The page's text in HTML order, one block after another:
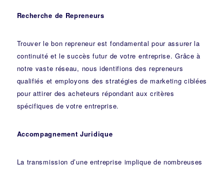
Recherche de Repreneurs
Trouver le bon repreneur est fondamental pour assurer la
continuité et le succès futur de votre entreprise. Grâce à
notre vaste réseau, nous identifions des repreneurs
qualifiés et employons des stratégies de marketing ciblées
pour attirer des acheteurs répondant aux critères
spécifiques de votre entreprise.
Accompagnement Juridique
La transmission d’une entreprise implique de nombreuses